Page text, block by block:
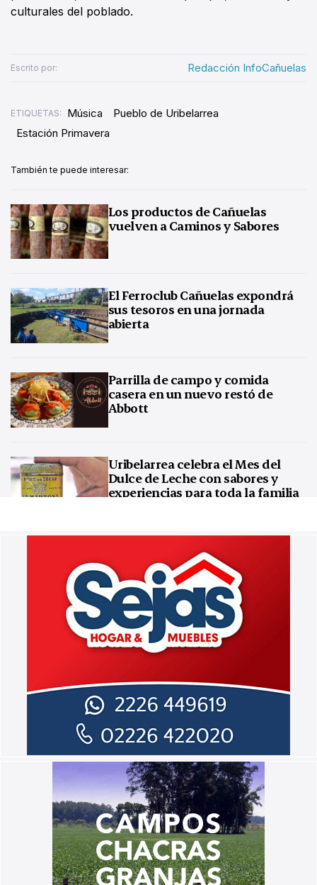
culturales del poblado.
Escrito por: Redacción InfoCañuelas
ETIQUETAS: Música
Pueblo de Uribelarrea
Estación Primavera
También te puede interesar:
Los productos de Cañuelas
vuelven a Caminos y Sabores
El Ferroclub Cañuelas expondrá
sus tesoros en una jornada
abierta
Parrilla de campo y comida
casera en un nuevo restó de
Abbott
Uribelarrea celebra el Mes del
Dulce de Leche con sabores y
experiencias para toda la familia